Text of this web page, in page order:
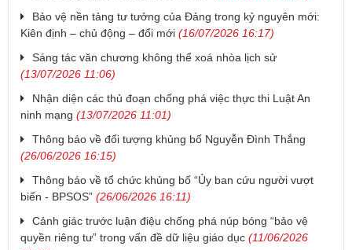
Bảo vệ nền tảng tư tưởng của Đảng trong kỷ nguyên mới:
Kiên định – chủ động – đổi mới (16/07/2026 16:17)
Sáng tác văn chương không thể xoá nhòa lịch sử
(13/07/2026 11:06)
Nhận diện các thủ đoạn chống phá việc thực thi Luật An
ninh mạng (13/07/2026 11:01)
Thông báo về đối tượng khủng bố Nguyễn Đình Thắng
(26/06/2026 16:15)
Thông báo về tổ chức khủng bố “Ủy ban cứu người vượt
biển - BPSOS” (26/06/2026 16:11)
Cảnh giác trước luận điệu chống phá núp bóng “bảo vệ
quyền riêng tư” trong vấn đề dữ liệu giáo dục (11/06/2026